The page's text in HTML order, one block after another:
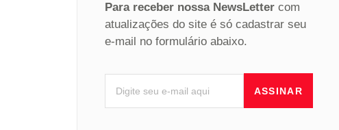
Para receber nossa NewsLetter com
atualizações do site é só cadastrar seu
e-mail no formulário abaixo.
ASSINAR